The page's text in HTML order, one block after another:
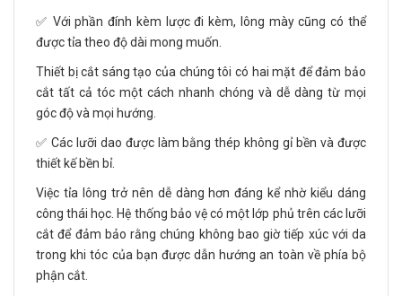
✅ Với phần đính kèm lược đi kèm, lông mày cũng có thể
được tỉa theo độ dài mong muốn.
Thiết bị cắt sáng tạo của chúng tôi có hai mặt để đảm bảo
cắt tất cả tóc một cách nhanh chóng và dễ dàng từ mọi
góc độ và mọi hướng.
✅ Các lưỡi dao được làm bằng thép không gỉ bền và được
thiết kế bền bỉ.
Việc tỉa lông trở nên dễ dàng hơn đáng kể nhờ kiểu dáng
công thái học. Hệ thống bảo vệ có một lớp phủ trên các lưỡi
cắt để đảm bảo rằng chúng không bao giờ tiếp xúc với da
trong khi tóc của bạn được dẫn hướng an toàn về phía bộ
phận cắt.